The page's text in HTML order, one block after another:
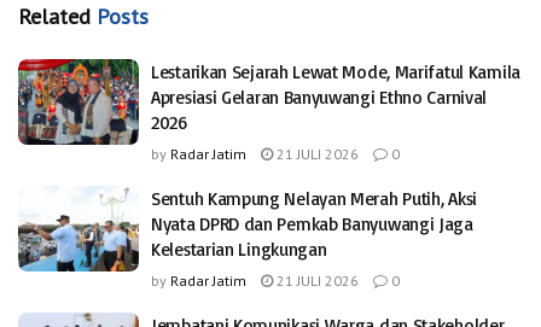
Related Posts
Lestarikan Sejarah Lewat Mode, Marifatul Kamila
Apresiasi Gelaran Banyuwangi Ethno Carnival
2026
by Radar Jatim 21 JULI 2026 0
Sentuh Kampung Nelayan Merah Putih, Aksi
Nyata DPRD dan Pemkab Banyuwangi Jaga
Kelestarian Lingkungan
by Radar Jatim 21 JULI 2026 0